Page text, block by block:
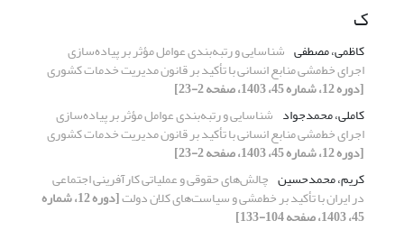
ک
کاظمی، مصطفی شناسایی و رتبه‌بندی عوامل مؤثر بر پیاده‌سازی
اجرای خط‌مشی منابع انسانی با تأکید بر قانون مدیریت خدمات کشوری
[دوره 12، شماره 45، 1403، صفحه 2-23]
کاملی، محمدجواد شناسایی و رتبه‌بندی عوامل مؤثر بر پیاده‌سازی
اجرای خط‌مشی منابع انسانی با تأکید بر قانون مدیریت خدمات کشوری
[دوره 12، شماره 45، 1403، صفحه 2-23]
کریم، محمدحسین چالش‌‌های حقوقی و عملیاتی کارآفرینی اجتماعی
در ایران با تأکید بر خط‌مشی و سیاست‌‌های کلان دولت [دوره 12، شماره
45، 1403، صفحه 104-133]